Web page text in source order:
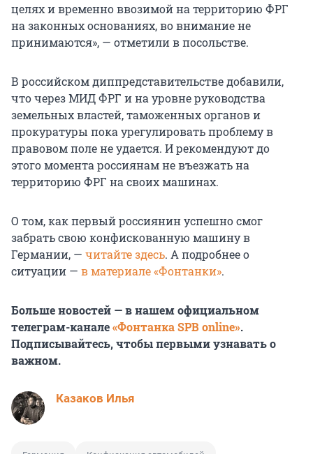
целях и временно ввозимой на территорию ФРГ
на законных основаниях, во внимание не
принимаются», — отметили в посольстве.
В российском диппредставительстве добавили,
что через МИД ФРГ и на уровне руководства
земельных властей, таможенных органов и
прокуратуры пока урегулировать проблему в
правовом поле не удается. И рекомендуют до
этого момента россиянам не въезжать на
территорию ФРГ на своих машинах.
О том, как первый россиянин успешно смог
забрать свою конфискованную машину в
Германии, — читайте здесь. А подробнее о
ситуации — в материале «Фонтанки».
Больше новостей — в нашем официальном
телеграм-канале«Фонтанка SPB online».
Подписывайтесь, чтобы первыми узнавать о
важном.
Казаков Илья